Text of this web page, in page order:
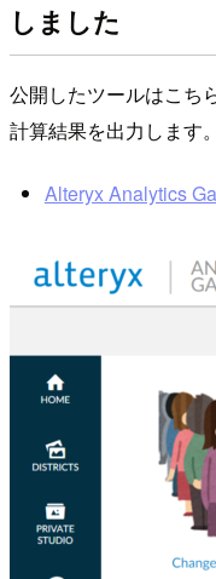
しました
公開したツールはこち
計算結果を出力します。
Alteryx Analytics